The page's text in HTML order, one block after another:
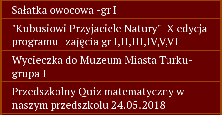
Sałatka owocowa -gr I
"Kubusiowi Przyjaciele Natury" -X edycja
programu -zajęcia gr I,II,III,IV,V,VI
Wycieczka do Muzeum Miasta Turku-
grupa I
Przedszkolny Quiz matematyczny w
naszym przedszkolu 24.05.2018